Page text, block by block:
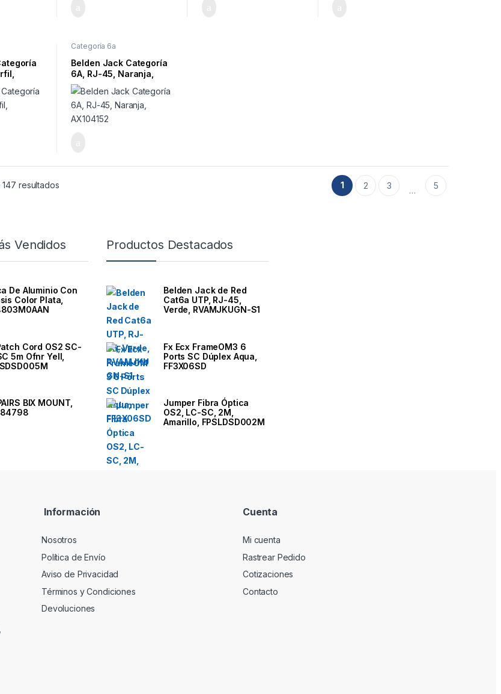
Categoría 6a
Belden Jack Categoría
6A, RJ-45, Naranja,
AX104152
resultados 1 2 3 … 5
Vendidos
De Aluminio Con
Color Plata,
Cord OS2 SC-
5m Ofnr Yell,
BIX MOUNT,
Productos Destacados
Belden Jack de Red
Cat6a UTP, RJ-45,
Verde, RVAMJKUGN-S1
Fx Ecx FrameOM3 6
Ports SC Dúplex Aqua,
FF3X06SD
Jumper Fibra Óptica
OS2, LC-SC, 2M,
Amarillo, FPSLDSD002M
Información
Nosotros
Política de Envío
Aviso de Privacidad
Términos y Condiciones
Devoluciones
Cuenta
Mi cuenta
Rastrear Pedido
Cotizaciones
Contacto